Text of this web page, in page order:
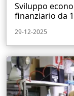
Sviluppo
finanziario da
29-12-2025